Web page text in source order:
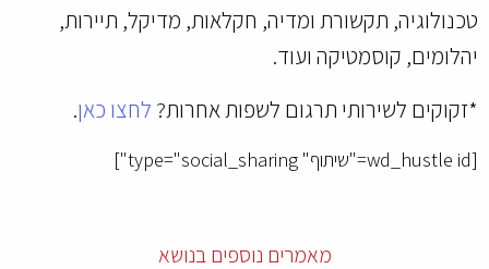
טכנולוגיה, תקשורת ומדיה, חקלאות, מדיקל, תיירות,
יהלומים, קוסמטיקה ועוד.
*זקוקים לשירותי תרגום לשפות אחרות? לחצו כאן.
[wd_hustle id="שיתוף" type="social_sharing"]
מאמרים נוספים בנושא